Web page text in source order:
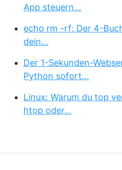
App steuern…
echo rm -rf: Der 4-
dein…
Der 1-Sekunden-
Python sofort…
Linux: Warum du top
htop oder…